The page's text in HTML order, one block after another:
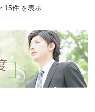
15件 を表示